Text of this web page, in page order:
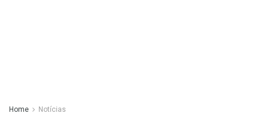
Home Notícias